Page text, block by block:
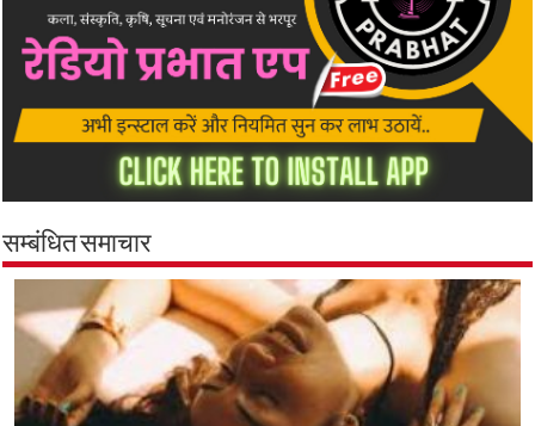
सम्बंधित समाचार